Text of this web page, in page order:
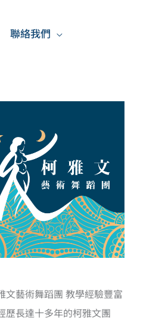
聯絡我們
文藝術舞蹈團 教學經驗豐富
歷長達十多年的柯雅文團